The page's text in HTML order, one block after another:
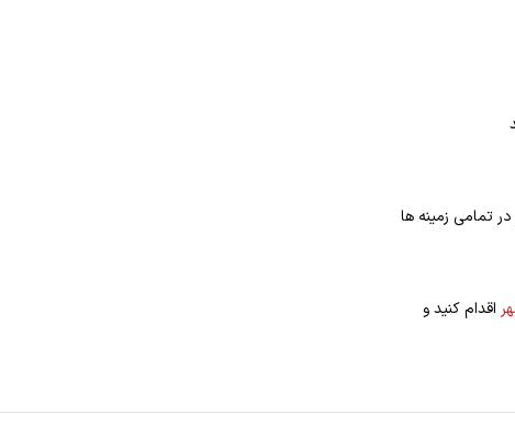
تمامی زمینه ها
اقدام کنید و